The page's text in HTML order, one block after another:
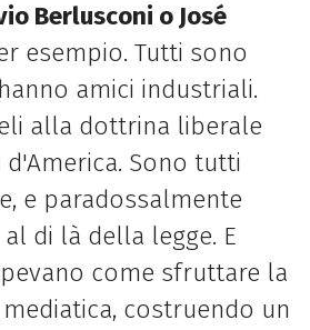
Berlusconi o José
esempio. Tutti sono
amici industriali.
alla dottrina liberale
Sono tutti
e paradossalmente
di là della legge. E
come sfruttare la
costruendo un